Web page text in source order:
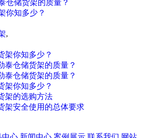
仓储货架的质量？
你知多少？
,
架你知多少？
泰仓储货架的质量？
泰仓储货架的质量？
架你知多少？
架的选购方法
架安全使用的总体要求